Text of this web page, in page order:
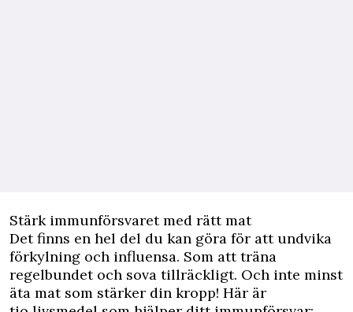
Stärk immunförsvaret med rätt mat
Det finns en hel del du kan göra för att undvika
förkylning och influensa. Som att träna
regelbundet och sova tillräckligt. Och inte minst
äta mat som stärker din kropp! Här är